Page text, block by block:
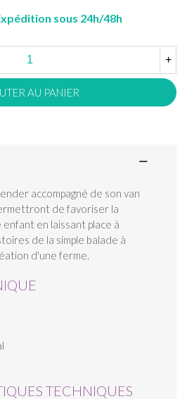
sous 24h/48h
+
AU PANIER
accompagné de son van
de favoriser la
en laissant place à
de la simple balade à
d'une ferme.
TECHNIQUES